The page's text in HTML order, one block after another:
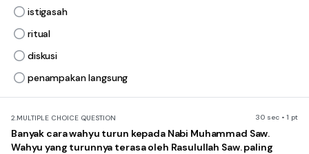
istigasah
ritual
diskusi
penampakan langsung
2.MULTIPLE CHOICE QUESTION 30 sec • 1 pt
Banyak cara wahyu turun kepada Nabi Muhammad Saw.
Wahyu yang turunnya terasa oleh Rasulullah Saw. paling